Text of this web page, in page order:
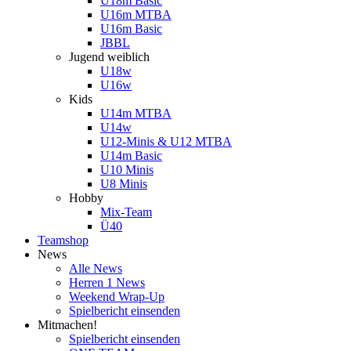
U16m MTBA
U16m Basic
JBBL
Jugend weiblich
U18w
U16w
Kids
U14m MTBA
U14w
U12-Minis & U12 MTBA
U14m Basic
U10 Minis
U8 Minis
Hobby
Mix-Team
Ü40
Teamshop
News
Alle News
Herren 1 News
Weekend Wrap-Up
Spielbericht einsenden
Mitmachen!
Spielbericht einsenden